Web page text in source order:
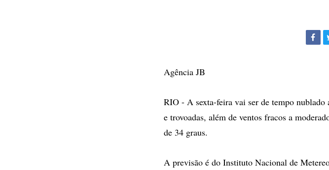
Agência JB
RIO - A sexta-feira vai ser de tempo nublado
e trovoadas, além de ventos fracos a
de 34 graus.
A previsão é do Instituto Nacional de